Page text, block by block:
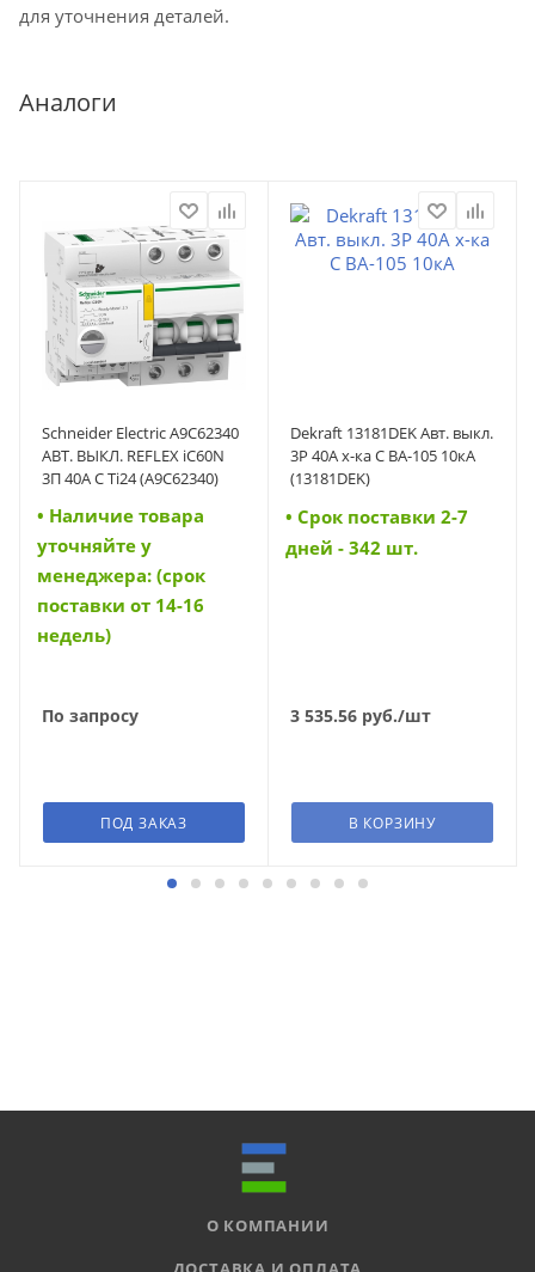
для уточнения деталей.
Аналоги
Schneider Electric A9C62340
АВТ. ВЫКЛ. REFLEX iC60N
3П 40A C Ti24 (A9C62340)
• Наличие товара
уточняйте у
менеджера: (срок
поставки от 14-16
недель)
По запросу
ПОД ЗАКАЗ
Dekraft 13181DEK Авт. выкл.
3P 40A х-ка C ВА-105 10кА
(13181DEK)
• Cрок поставки 2-7
дней - 342 шт.
3 535.56 руб./шт
В КОРЗИНУ
О КОМПАНИИ